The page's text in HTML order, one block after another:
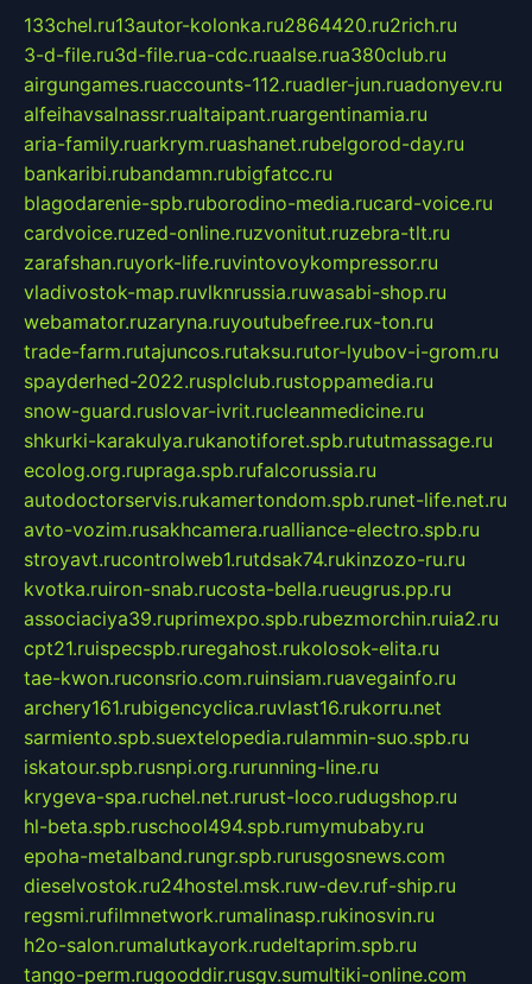
133chel.ru13autor-kolonka.ru2864420.ru2rich.ru
3-d-file.ru3d-file.rua-cdc.ruaalse.rua380club.ru
airgungames.ruaccounts-112.ruadler-jun.ruadonyev.ru
alfeihavsalnassr.rualtaipant.ruargentinamia.ru
aria-family.ruarkrym.ruashanet.rubelgorod-day.ru
bankaribi.rubandamn.rubigfatcc.ru
blagodarenie-spb.ruborodino-media.rucard-voice.ru
cardvoice.ruzed-online.ruzvonitut.ruzebra-tlt.ru
zarafshan.ruyork-life.ruvintovoykompressor.ru
vladivostok-map.ruvlknrussia.ruwasabi-shop.ru
webamator.ruzaryna.ruyoutubefree.rux-ton.ru
trade-farm.rutajuncos.rutaksu.rutor-lyubov-i-grom.ru
spayderhed-2022.rusplclub.rustoppamedia.ru
snow-guard.ruslovar-ivrit.rucleanmedicine.ru
shkurki-karakulya.rukanotiforet.spb.rututmassage.ru
ecolog.org.rupraga.spb.rufalcorussia.ru
autodoctorservis.rukamertondom.spb.runet-life.net.ru
avto-vozim.rusakhcamera.rualliance-electro.spb.ru
stroyavt.rucontrolweb1.rutdsak74.rukinzozo-ru.ru
kvotka.ruiron-snab.rucosta-bella.rueugrus.pp.ru
associaciya39.ruprimexpo.spb.rubezmorchin.ruia2.ru
cpt21.ruispecspb.ruregahost.rukolosok-elita.ru
tae-kwon.ruconsrio.com.ruinsiam.ruavegainfo.ru
archery161.rubigencyclica.ruvlast16.rukorru.net
sarmiento.spb.suextelopedia.rulammin-suo.spb.ru
iskatour.spb.rusnpi.org.rurunning-line.ru
krygeva-spa.ruchel.net.rurust-loco.rudugshop.ru
hl-beta.spb.ruschool494.spb.rumymubaby.ru
epoha-metalband.rungr.spb.rurusgosnews.com
dieselvostok.ru24hostel.msk.ruw-dev.ruf-ship.ru
regsmi.rufilmnetwork.rumalinasp.rukinosvin.ru
h2o-salon.rumalutkayork.rudeltaprim.spb.ru
tango-perm.rugooddir.rusgv.sumultiki-online.com